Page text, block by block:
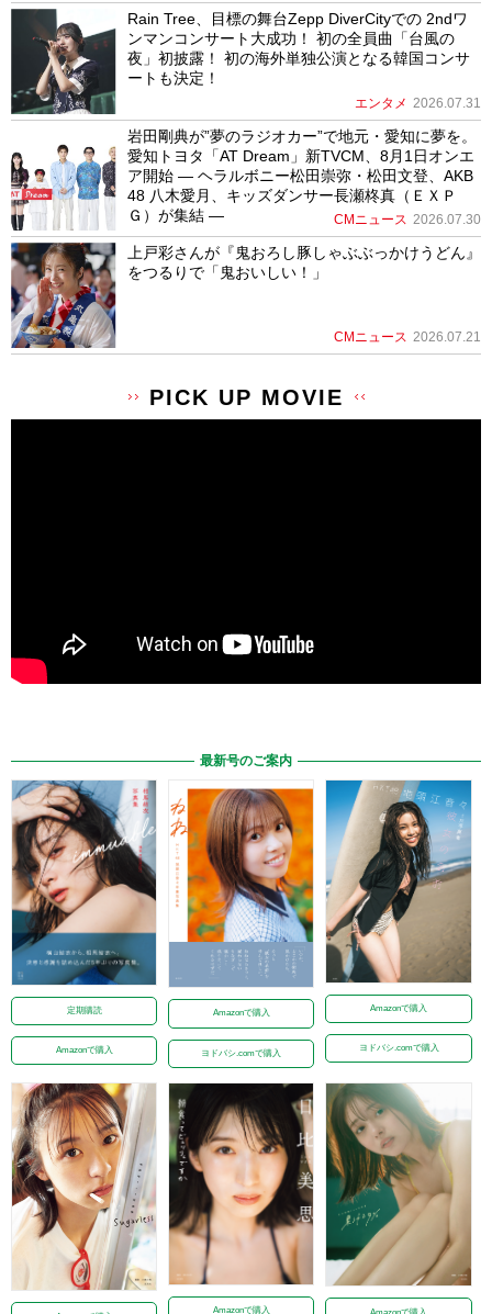
Rain Tree、目標の舞台Zepp DiverCityでの 2ndワ
ンマンコンサート大成功！ 初の全員曲「台風の
夜」初披露！ 初の海外単独公演となる韓国コンサ
ートも決定！
エンタメ 2026.07.31
岩田剛典が”夢のラジオカー”で地元・愛知に夢を。
愛知トヨタ「AT Dream」新TVCM、8月1日オンエ
ア開始 ― ヘラルボニー松田崇弥・松田文登、AKB
48 八木愛月、キッズダンサー長瀬柊真（ＥＸＰ
Ｇ）が集結 ―
CMニュース 2026.07.30
上戸彩さんが『鬼おろし豚しゃぶぶっかけうどん』
をつるりで「鬼おいしい！」
CMニュース 2026.07.21
PICK UP MOVIE
最新号のご案内
定期購読
Amazonで購入
Amazonで購入
ヨドバシ.comで購入
Amazonで購入
ヨドバシ.comで購入
Amazonで購入 Amazonで購入